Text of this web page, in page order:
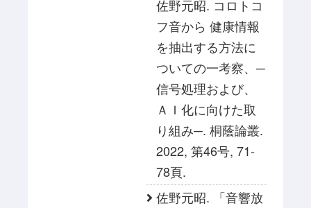
佐野元昭. コロトコ
フ音から 健康情報
を抽出する方法に
ついての一考察、─
信号処理および、
ＡＩ化に向けた取
り組み─. 桐蔭論叢.
2022, 第46号, 71-
78頁.
佐野元昭. 「音響放